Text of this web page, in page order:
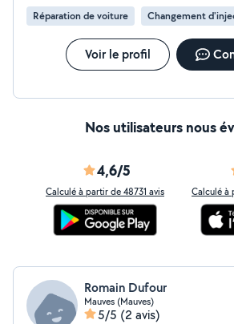
Réparation de voiture Changement
Voir le profil
Nos utilisateurs nous
4,6/5
Calculé à partir de 48731 avis Calculé à
Romain Dufour
Mauves (Mauves)
5/5 (2 avis)